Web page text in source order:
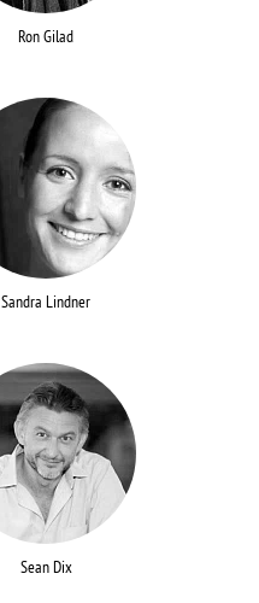
Ron Gilad
Sandra Lindner
Sean Dix